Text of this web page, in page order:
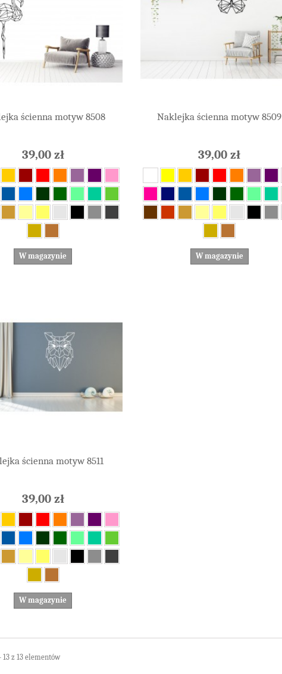
ścienna motyw 8508
39,00 zł
W magazynie
Naklejka ścienna motyw 8509
39,00 zł
W magazynie
ścienna motyw 8511
39,00 zł
W magazynie
13 z 13 elementów